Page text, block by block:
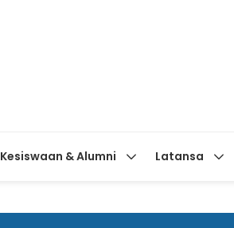
Kesiswaan & Alumni Latansa